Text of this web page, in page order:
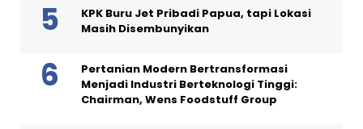
KPK Buru Jet Pribadi Papua, tapi Lokasi
Masih Disembunyikan
Pertanian Modern Bertransformasi
Menjadi Industri Berteknologi Tinggi:
Chairman, Wens Foodstuff Group